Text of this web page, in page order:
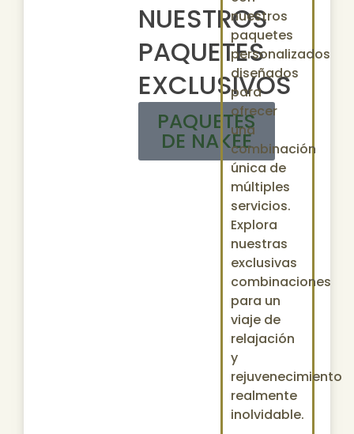
NUESTROS
PAQUETES
EXCLUSIVOS
PAQUETES
DE NAKEE
nuestros
paquetes
personalizados
diseñados
para
ofrecer
una
combinación
única de
múltiples
servicios.
Explora
nuestras
exclusivas
combinaciones
para un
viaje de
relajación
y
rejuvenecimiento
realmente
inolvidable.